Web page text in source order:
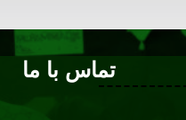
تماس با ما